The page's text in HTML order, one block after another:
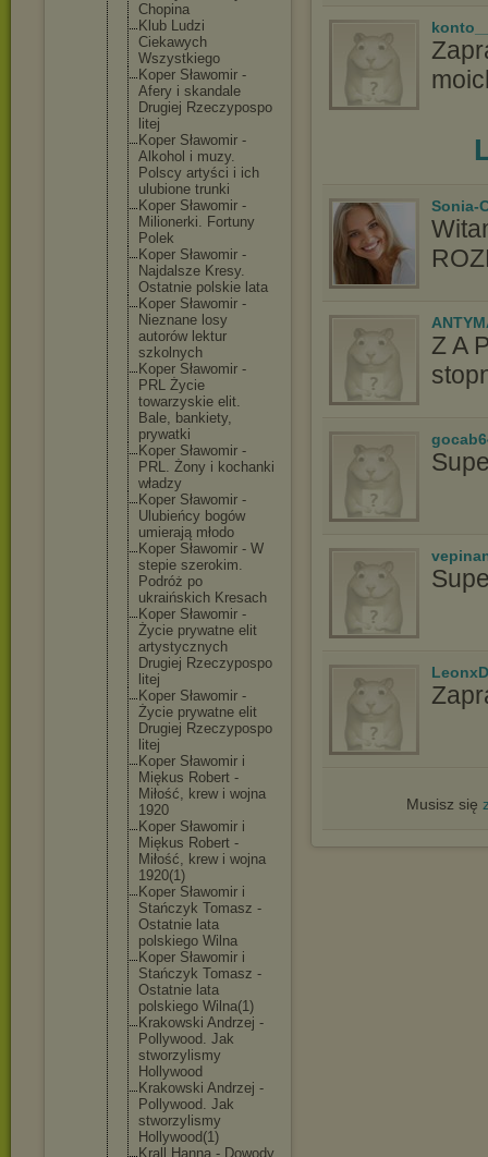
Chopina
Klub Ludzi
Ciekawych
Wszystkiego
Koper Sławomir -
Afery i skandale
Drugiej Rzeczypospo
litej
Koper Sławomir -
Alkohol i muzy.
Polscy artyści i ich
ulubione trunki
Koper Sławomir -
Milionerki. Fortuny
Polek
Koper Sławomir -
Najdalsze Kresy.
Ostatnie polskie lata
Koper Sławomir -
Nieznane losy
autorów lektur
szkolnych
Koper Sławomir -
PRL Życie
towarzyskie elit.
Bale, bankiety,
prywatki
Koper Sławomir -
PRL. Żony i kochanki
władzy
Koper Sławomir -
Ulubieńcy bogów
umierają młodo
Koper Sławomir - W
stepie szerokim.
Podróż po
ukraińskich Kresach
Koper Sławomir -
Życie prywatne elit
artystycznych
Drugiej Rzeczypospo
litej
Koper Sławomir -
Życie prywatne elit
Drugiej Rzeczypospo
litej
Koper Sławomir i
Miękus Robert -
Miłość, krew i wojna
1920
Koper Sławomir i
Miękus Robert -
Miłość, krew i wojna
1920(1)
Koper Sławomir i
Stańczyk Tomasz -
Ostatnie lata
polskiego Wilna
Koper Sławomir i
Stańczyk Tomasz -
Ostatnie lata
polskiego Wilna(1)
Krakowski Andrzej -
Pollywood. Jak
stworzylismy
Hollywood
Krakowski Andrzej -
Pollywood. Jak
stworzylismy
Hollywood(1)
Krall Hanna - Dowody
Sonia-
Z A
Musisz się